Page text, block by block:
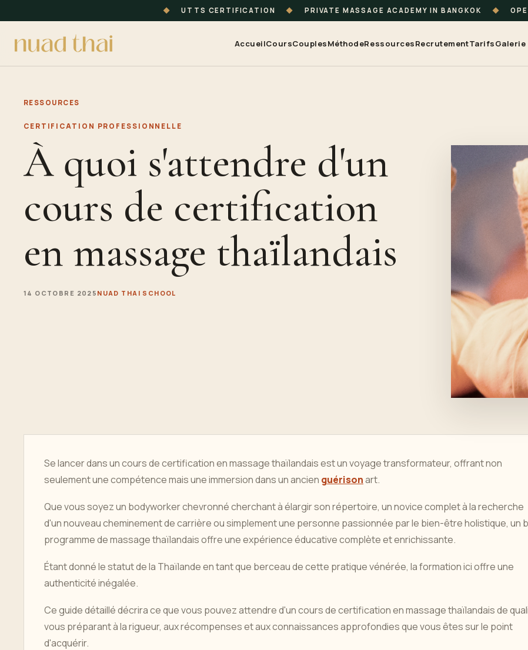
◆ UTTS CERTIFICATION ◆ PRIVATE MASSAGE ACADEMY IN BANGKOK ◆
AccueilCoursCouplesMéthodeRessourcesRecrutementTarifsGalerie
RESSOURCES
CERTIFICATION PROFESSIONNELLE
À quoi s'attendre d'un
cours de certification
en massage thaïlandais
14 OCTOBRE 2025 NUAD THAI SCHOOL
Se lancer dans un cours de certification en massage thaïlandais est un voyage transformateur, offrant non
seulement une compétence mais une immersion dans un ancien guérisonart.
Que vous soyez un bodyworker chevronné cherchant à élargir son répertoire, un novice complet à la recherche
d'un nouveau cheminement de carrière ou simplement une personne passionnée par le bien-être holistique, un
programme de massage thaïlandais offre une expérience éducative complète et enrichissante.
Étant donné le statut de la Thaïlande en tant que berceau de cette pratique vénérée, la formation ici offre une
authenticité inégalée.
Ce guide détaillé décrira ce que vous pouvez attendre d'un cours de certification en massage thaïlandais de
vous préparant à la rigueur, aux récompenses et aux connaissances approfondies que vous êtes sur le point
d'acquérir.